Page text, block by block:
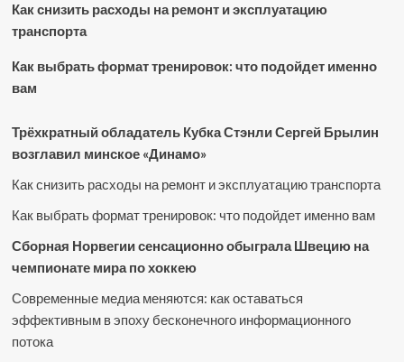
Как снизить расходы на ремонт и эксплуатацию
транспорта
Как выбрать формат тренировок: что подойдет именно
вам
Трёхкратный обладатель Кубка Стэнли Сергей Брылин
возглавил минское «Динамо»
Как снизить расходы на ремонт и эксплуатацию транспорта
Как выбрать формат тренировок: что подойдет именно вам
Сборная Норвегии сенсационно обыграла Швецию на
чемпионате мира по хоккею
Современные медиа меняются: как оставаться
эффективным в эпоху бесконечного информационного
потока